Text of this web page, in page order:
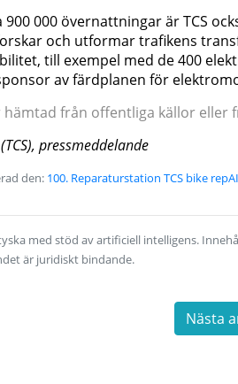
000 övernattningar är TCS
och utformar trafikens
till exempel med de 400
av färdplanen för
hämtad från offentliga källor eller
pressmeddelande
den: 100. Reparaturstation TCS bike
med stöd av artificiell intelligens.
är juridiskt bindande.
Nästa